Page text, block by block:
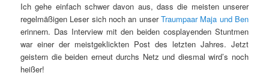
Ich gehe einfach schwer davon aus, dass die meisten unserer
regelmäßigen Leser sich noch an unserTraumpaar Maja und Ben
erinnern. Das Interview mit den beiden cosplayenden Stuntmen
war einer der meistgeklickten Post des letzten Jahres. Jetzt
geistern die beiden erneut durchs Netz und diesmal wird’s noch
heißer!